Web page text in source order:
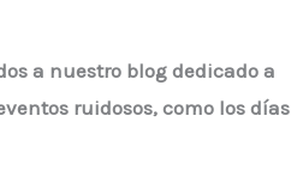
a nuestro blog dedicado a
ruidosos, como los días